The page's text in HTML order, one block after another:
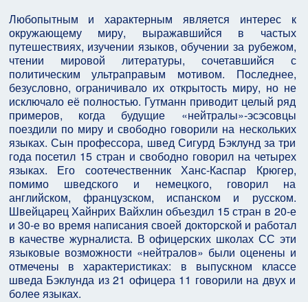
Любопытным и характерным является интерес к
окружающему миру, выражавшийся в частых
путешествиях, изучении языков, обучении за рубежом,
чтении мировой литературы, сочетавшийся с
политическим ультраправым мотивом. Последнее,
безусловно, ограничивало их открытость миру, но не
исключало её полностью. Гутманн приводит целый ряд
примеров, когда будущие «нейтралы»-эсэсовцы
поездили по миру и свободно говорили на нескольких
языках. Сын профессора, швед Сигурд Бэклунд за три
года посетил 15 стран и свободно говорил на четырех
языках. Его соотечественник Ханс-Каспар Крюгер,
помимо шведского и немецкого, говорил на
английском, французском, испанском и русском.
Швейцарец Хайнрих Вайхлин объездил 15 стран в 20-е
и 30-е во время написания своей докторской и работал
в качестве журналиста. В офицерских школах СС эти
языковые возможности «нейтралов» были оценены и
отмечены в характеристиках: в выпускном классе
шведа Бэклунда из 21 офицера 11 говорили на двух и
более языках.